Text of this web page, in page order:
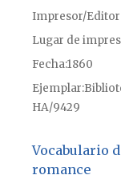
Impresor/Editor
Lugar de
Fecha1860
Ejemplar
HA/9429
Vocabulario
romance